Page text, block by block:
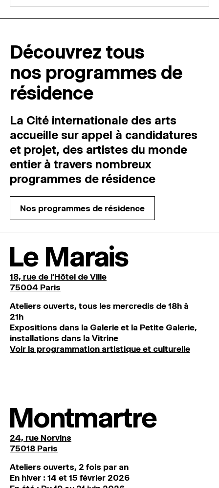
Découvrez tous
nos programmes de
résidence
La Cité internationale des arts
accueille sur appel à candidatures
et projet, des artistes du monde
entier à travers nombreux
programmes de résidence
Nos programmes de résidence
Le Marais
18, rue de l'Hôtel de Ville
75004 Paris
Ateliers ouverts, tous les mercredis de 18h à
21h
Expositions dans la Galerie et la Petite Galerie,
installations dans la Vitrine
Voir la programmation artistique et culturelle
Montmartre
24, rue Norvins
75018 Paris
Ateliers ouverts, 2 fois par an
En hiver : 14 et 15 février 2026